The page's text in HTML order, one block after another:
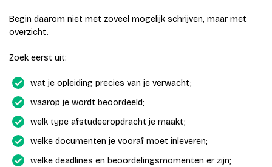
Begin daarom niet met zoveel mogelijk schrijven, maar met
overzicht.
Zoek eerst uit:
wat je opleiding precies van je verwacht;
waarop je wordt beoordeeld;
welk type afstudeeropdracht je maakt;
welke documenten je vooraf moet inleveren;
welke deadlines en beoordelingsmomenten er zijn;